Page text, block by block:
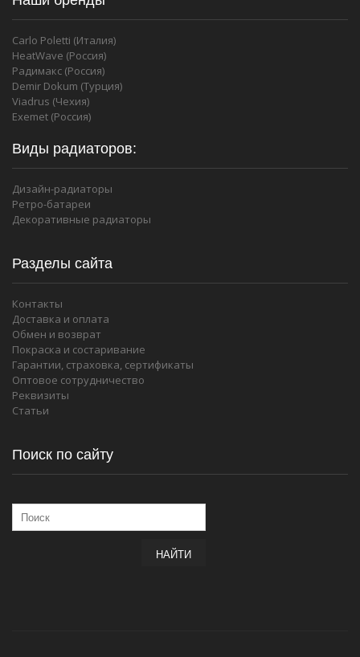
Carlo Poletti (Италия)
HeatWave (Россия)
Радимакс (Россия)
Demir Dokum (Турция)
Viadrus (Чехия)
Exemet (Россия)
Виды радиаторов:
Дизайн-радиаторы
Ретро-батареи
Декоративные радиаторы
Разделы сайта
Контакты
Доставка и оплата
Обмен и возврат
Покраска и состаривание
Гарантии, страховка, сертификаты
Оптовое сотрудничество
Реквизиты
Статьи
Поиск по сайту